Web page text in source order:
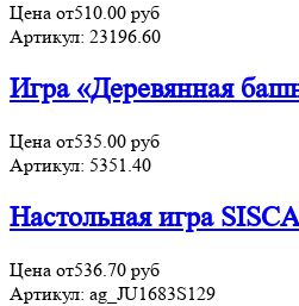
Цена от510.00 руб
Артикул: 23196.60
Игра «Деревянная
Цена от535.00 руб
Артикул: 5351.40
Настольная игра
Цена от536.70 руб
Артикул: ag_JU1683S129